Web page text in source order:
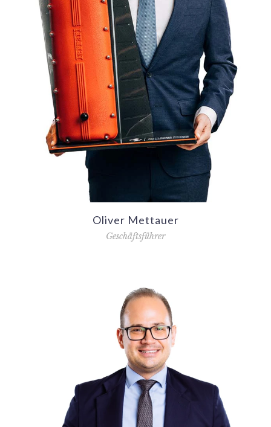
Oliver Mettauer
Geschäftsführer